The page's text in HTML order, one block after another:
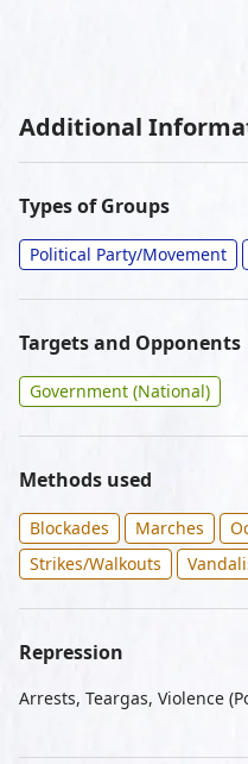
Additional
Types of Groups
Political Party/Movement
Targets and Opponents
Government (National)
Methods used
Blockades Marches
Strikes/Walkouts
Repression
Arrests, Teargas, Violence